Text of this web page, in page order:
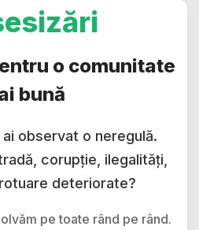
o comunitate
bună
observat o neregulă.
corupție, ilegalități,
deteriorate?
pe toate rând pe rând.